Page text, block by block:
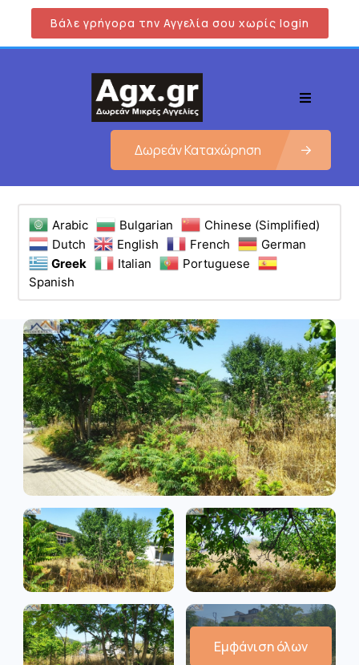
Βάλε γρήγορα την Αγγελία σου χωρίς login
Δωρεάν Καταχώρηση
Arabic Bulgarian
Chinese (Simplified)
Dutch
English French
German
Greek
Italian
Portuguese
Spanish
Εμφάνιση όλων